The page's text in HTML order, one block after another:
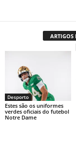
ARTIGOS
Desporto
Estes são os uniformes
verdes oficiais do futebol
Notre Dame